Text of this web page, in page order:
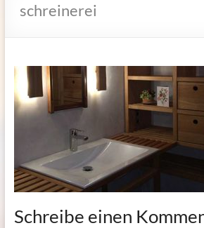
schreinerei
Schreibe einen